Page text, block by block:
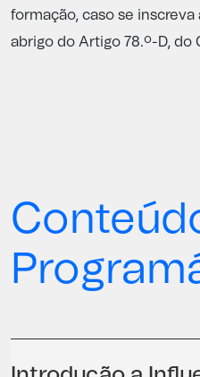
formação, caso se
abrigo do Artigo 78.º-D, do